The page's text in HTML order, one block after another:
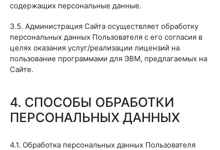
содержащих персональные данные.
3.5. Администрация Сайта осуществляет обработку
персональных данных Пользователя с его согласия в
целях оказания услуг/реализации лицензий на
пользование программами для ЭВМ, предлагаемых на
Сайте.
4. СПОСОБЫ ОБРАБОТКИ
ПЕРСОНАЛЬНЫХ ДАННЫХ
4.1. Обработка персональных данных Пользователя